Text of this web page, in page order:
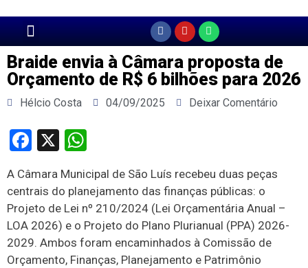
Braide envia à Câmara proposta de
Orçamento de R$ 6 bilhões para 2026
Hélcio Costa 04/09/2025 Deixar Comentário
Facebook
X
A Câmara Municipal de São Luís recebeu duas peças
centrais do planejamento das finanças públicas: o
Projeto de Lei nº 210/2024 (Lei Orçamentária Anual –
LOA 2026) e o Projeto do Plano Plurianual (PPA) 2026-
2029. Ambos foram encaminhados à Comissão de
Orçamento, Finanças, Planejamento e Patrimônio